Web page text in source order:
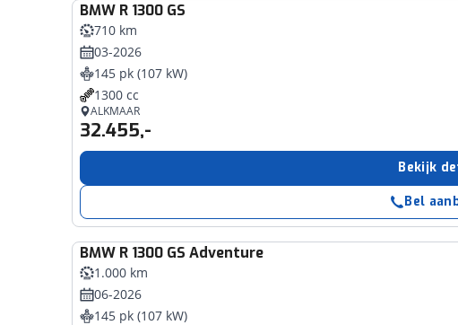
BMW R 1300 GS
710 km
03-2026
145 pk (107 kW)
1300 cc
ALKMAAR
32.455,-
Bekijk
Bel
BMW R 1300 GS Adventure
1.000 km
06-2026
145 pk (107 kW)